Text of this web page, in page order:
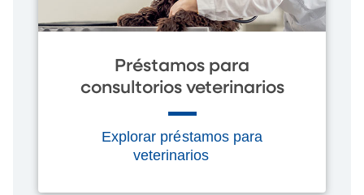
Préstamos para
consultorios veterinarios
Explorar préstamos para
veterinarios